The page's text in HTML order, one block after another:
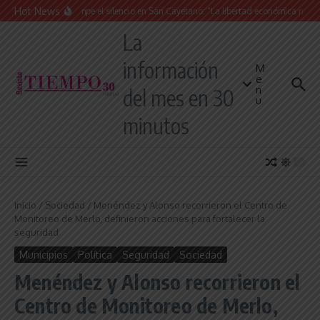
Saltar al contenido
Hot News
La Iglesia rompe el silencio en San Cayetano: “La libertad económica no
La
información
del mes en 30
minutos
M
e
n
u
Inicio / Sociedad / Menéndez y Alonso recorrieron el Centro de
Monitoreo de Merlo, definieron acciones para fortalecer la
seguridad
Municipios Política Seguridad Sociedad
Menéndez y Alonso recorrieron el
Centro de Monitoreo de Merlo,